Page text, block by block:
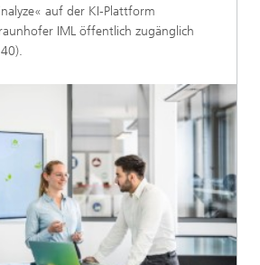
auf der KI-Plattform
IML öffentlich zugänglich